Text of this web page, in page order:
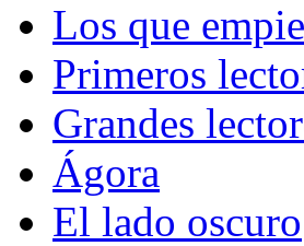
Los que
Primeros
Grandes
Ágora
El lado oscuro